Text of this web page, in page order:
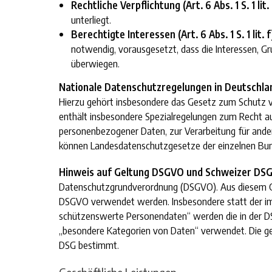
Rechtliche Verpflichtung (Art. 6 Abs. 1 S. 1 lit.
unterliegt.
Berechtigte Interessen (Art. 6 Abs. 1 S. 1 lit.
notwendig, vorausgesetzt, dass die Interessen,
überwiegen.
Nationale Datenschutzregelungen in
Hierzu gehört insbesondere das Gesetz zum Schutz
enthält insbesondere Spezialregelungen zum Recht
personenbezogener Daten, zur Verarbeitung für
können Landesdatenschutzgesetze der einzelnen
Hinweis auf Geltung DSGVO und Schweizer
Datenschutzgrundverordnung (DSGVO). Aus
DSGVO verwendet werden. Insbesondere statt der
schützenswerte Personendaten“ werden die in der
„besondere Kategorien von Daten“ verwendet. Die
DSG bestimmt.